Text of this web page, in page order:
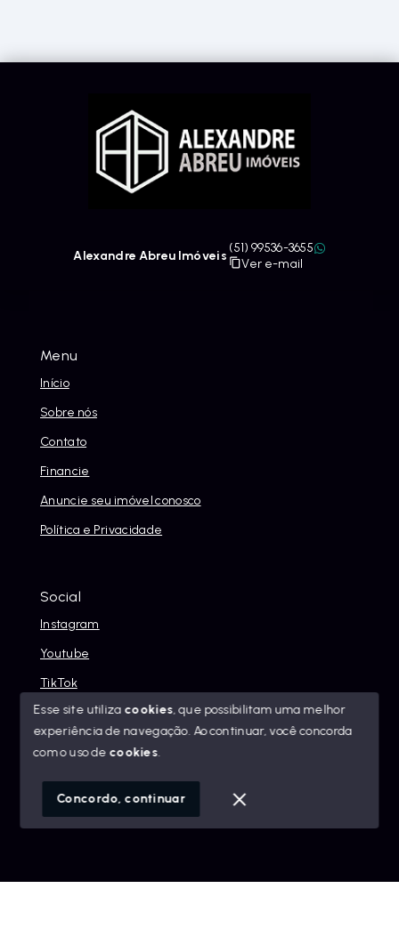
Menu
Início
Sobre nós
Contato
Financie
Anuncie seu imóvel conosco
Política e Privacidade
Social
Instagram
Youtube
TikTok
© Copyright 2026 - Alexandre Abreu Imóveis - Todos os
SITE PARA IMOBILIARIA
Alexandre Abreu Imóveis
(51) 99536-3655
Ver e-mail
Esse site utiliza cookies, que possibilitam uma melhor
experiência de navegação.Ao continuar, você concorda
com o uso de cookies.
Concordo, continuar